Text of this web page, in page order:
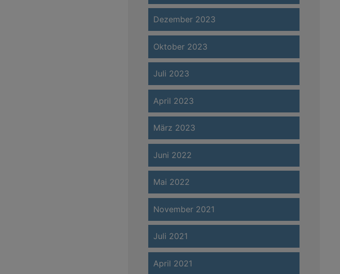
Dezember 2023
Oktober 2023
Juli 2023
April 2023
März 2023
Juni 2022
Mai 2022
November 2021
Juli 2021
April 2021